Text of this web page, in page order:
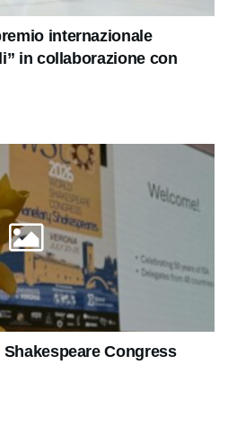
internazionale
in collaborazione con
Congress